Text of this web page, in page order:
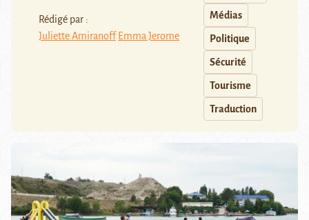
Rédigé par :
Juliette Amiranoff Emma Jerome
Médias
Politique
Sécurité
Tourisme
Traduction